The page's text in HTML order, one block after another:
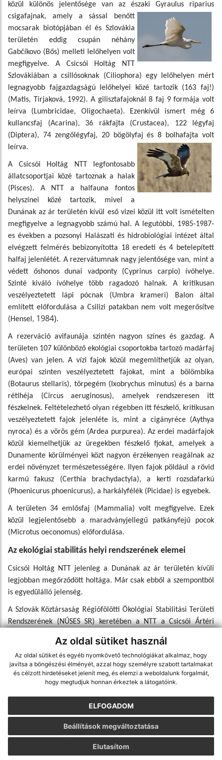
Az oldal sütiket használ
Az oldal sütiket és egyéb nyomkövető technológiákat alkalmaz, hogy
javítsa a böngészési élményét, azzal hogy személyre szabott tartalmakat
és célzott hirdetéseket jelenít meg, és elemzi a weboldalunk forgalmát,
hogy megtudjuk honnan érkeztek a látogatóink.
ELFOGADOM
Elutasítom
Beállítások megváltoztatása
közül különös jelentősége van az északi Gyraulus riparius
csigafajnak, amely a sással benőtt
mocsarak biotópjában él és Szlovákia
területén eddig csupán néhány
Gabčíkovo (Bős) melleti lelőhelyen volt
megfigyelve. A Csicsói Holtág NTT
Szlovákiában a csillósoknak (Ciliophora) egy lelőhelyen mért
legnagyobb fajgazdagságú lelőhelyei közé tartozik (163 faj!)
(Matis, Tirjaková, 1992). A gilisztafajoknál 8 faj 9 formája volt
leírva (Lumbricidae, Oligochaeta). Ezenkívül ismert még 6
kullancsfaj (Acarina), 36 rákfajta (Crustacea), 122 légyfaj
(Diptera), 74 zengőlégyfaj, 20 bögölyfaj és 8 bolhafajta volt
leírva.
A Csicsói Holtág NTT legfontosabb
állatcsoportjai közé tartoznak a halak
(Pisces). A NTT a halfauna fontos
helyszínei közé tartozik, mivel a
Dunának az ár területén kívül eső vizei közül itt volt ismételten
megfigyelve a legnagyobb számú hal. A legutóbbi, 1985-1987-
es években a pozsonyi Halászati és hidrobiológiai intézet által
elvégzett felmérés bebizonyította 18 eredeti és 4 betelepített
halfaj jelenlétét. A rezervátumnak nagy jelentősége van, mint a
védett őshonos dunai vadponty (Cyprinus carpio) ívóhelye.
Szinté kiváló ívóhelye több ragadozó halnak. A kritikusan
veszélyeztetett lápi pócnak (Umbra krameri) Balon által
említett előfordulása a Csilizi patakban nem volt megerősítve
(Hensel, 1984).
A rezerváció avifaunája szintén nagyon színes és gazdag. A
területen 107 különböző ekológiai csoportokba tartozó madárfaj
(Aves) van jelen. A vízi fajok közül megemlíthetjük az olyan,
európai szinten veszélyeztetett fajokat, mint a bölömbika
(Botaurus stellaris), törpegém (Ixobrychus minutus) és a barna
rétihéja (Circus aeruginosus), amelyek rendszeresen itt
fészkelnek. Feltételezhető olyan régebben itt fészkelő, kritikusan
veszélyeztetett fajok jelenléte is, mint a cigányréce (Aythya
nyroca) és a vörös gém (Ardea purpurea). Az erdei madárfajok
közül kiemelhetjük az üregekben fészkelő fjokat, amelyek a
Dunamente körülményei közt nagyon érzékenyen reagálnak az
erdei növényzet természetességére. Ilyen fajok pöldául a rövid
karmú fakusz (Certhia brachydactyla), a kerti rozsdafarkú
(Phoenicurus phoenicurus), a harkályfélék (Picidae) is egyebek.
A területen 34 emlősfaj (Mammalia) volt megfigyelve. Ezek
közül legjelentősebb a maradványjellegű patkányfejű pocok
(Microtus oeconomus) előfordulása.
Az ekológiai stabilitás helyi rendszerének elemei
Csicsói Holtág NTT jelenleg a Dunának az ár területén kívüli
legjobban megőrződött holtága. Már csak ebből a szempontból
is egyedülálló jelenség.
A Szlovák Köztársaság Régiófölötti Ökológiai Stabilitási Területi
Rendszerének (NÚSES SR) keretében a NTT a Csicsói Ártéri
régiófölötti biokoridorra való csatlakozással.
A terület védelme
A Csicsói Holtág Nemzeti Természetvédelmi Terület az 1964-es
1995 január 1-től a jelenlegi kategóriáknak megfelelően (NTT).
A rezervátum védelmi sávjává csak a Komáromi járás területén
levő Csicsó (Číčov) falu kataszteréhez tartozó rész lett
(Kľúčovec) falu kataszteréhez tartozó területen ilyen nem